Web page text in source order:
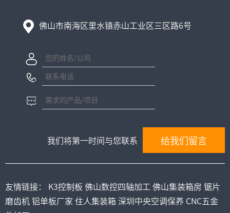
佛山市南海区里水镇赤山工业区三区路6号
我们将第一时间与您联系
友情链接： K3控制板 佛山数控四轴加工佛山集装箱房 锯片
磨齿机铝单板厂家 住人集装箱 深圳中央空调保养 CNC五金